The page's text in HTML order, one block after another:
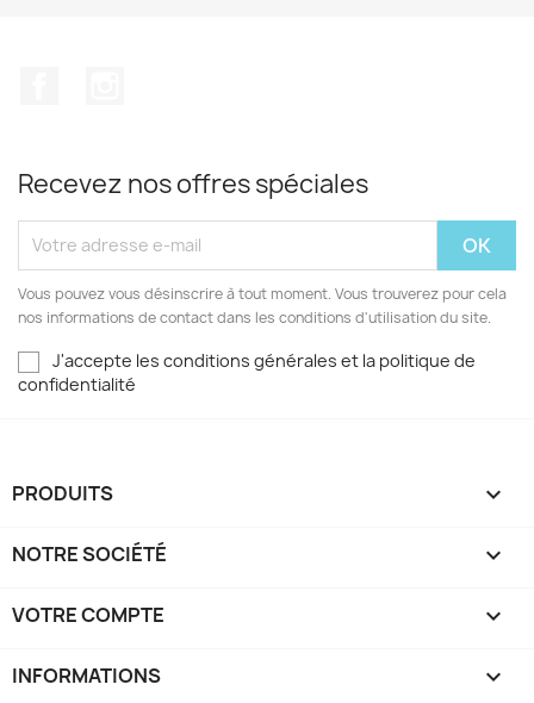
Recevez nos offres spéciales
Vous pouvez vous désinscrire à tout moment. Vous trouverez pour cela
nos informations de contact dans les conditions d'utilisation du site.
J'accepte les conditions générales et la politique de
confidentialité
PRODUITS 
NOTRE SOCIÉTÉ 
VOTRE COMPTE 
INFORMATIONS keyboard_arrow_down